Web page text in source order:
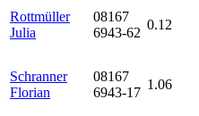
Rottmüller
Julia
08167
6943-62
0.12
Schranner
Florian
08167
6943-17
1.06